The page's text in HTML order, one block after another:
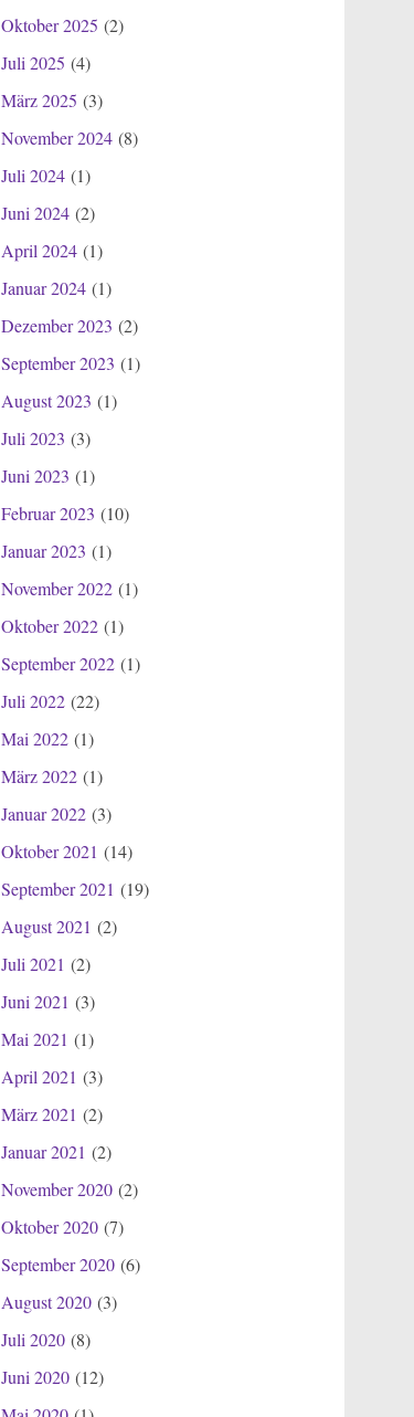
Oktober 2025 (2)
Juli 2025 (4)
März 2025 (3)
November 2024(8)
Juli 2024(1)
Juni 2024(2)
April 2024(1)
Januar 2024(1)
Dezember 2023 (2)
September 2023 (1)
August 2023 (1)
Juli 2023 (3)
Juni 2023 (1)
Februar 2023 (10)
Januar 2023 (1)
November 2022(1)
Oktober 2022(1)
September 2022(1)
Juli 2022(22)
Mai 2022(1)
März 2022(1)
Januar 2022(3)
Oktober 2021 (14)
September 2021 (19)
August 2021 (2)
Juli 2021 (2)
Juni 2021 (3)
Mai 2021 (1)
April 2021 (3)
März 2021 (2)
Januar 2021 (2)
November 2020(2)
Oktober 2020(7)
September 2020(6)
August 2020(3)
Juli 2020(8)
Juni 2020(12)